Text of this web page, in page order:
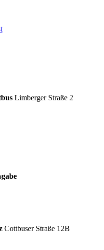
Limberger Straße 2
Cottbuser Straße 12B